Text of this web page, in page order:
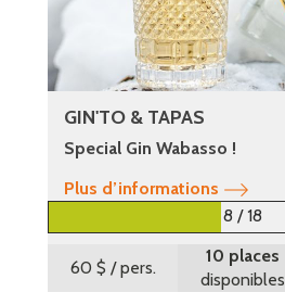
GIN'TO & TAPAS
Special Gin Wabasso !
Plus d’informations
8 / 18
60 $ / pers.
10 places
disponibles